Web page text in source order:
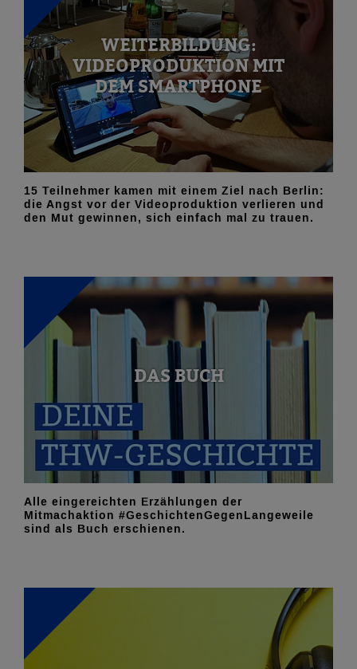
WEITERBILDUNG:
VIDEOPRODUKTION MIT
DEM SMARTPHONE
15 Teilnehmer kamen mit einem Ziel nach Berlin:
die Angst vor der Videoproduktion verlieren und
den Mut gewinnen, sich einfach mal zu trauen.
DAS BUCH
Alle eingereichten Erzählungen der
Mitmachaktion #GeschichtenGegenLangeweile
sind als Buch erschienen.